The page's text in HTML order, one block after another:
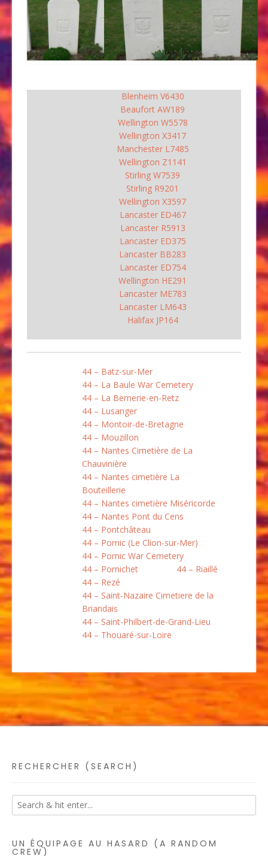
Blenheim V6430
Beaufort AW189
Wellington W5578
Wellington X3417
Manchester L7485
Wellington Z1141
Stirling W7539
Stirling R9201
Wellington X3597
Lancaster ED467
Lancaster R5913
Lancaster ED375
Lancaster BB283
Lancaster ED754
Wellington HE291
Lancaster ME783
Lancaster LM643
Halifax JP164
44 – Batz-sur-Mer
44 – La Baule War Cemetery
44 – La Bernerie-en-Retz
44 – Lusanger
44 – Montoir-de-Bretagne
44 – Mouzillon
44 – Nantes Cimetière de La
Chauvinière
44 – Nantes cimetière La
Bouteillerie
44 – Nantes cimetière Miséricorde
44 – Nantes Pont du Cens
44 – Pontchâteau
44 – Pornic (Le Clion-sur-Mer)
44 – Pornic War Cemetery
44 – Pornichet
44 – Riaillé
44 – Rezé
44 – Saint-Nazaire Cimetiere de la
Briandais
44 – Saint-Philbert-de-Grand-Lieu
44 – Thouaré-sur-Loire
RECHERCHER (SEARCH)
UN ÉQUIPAGE AU HASARD (A RANDOM
CREW)